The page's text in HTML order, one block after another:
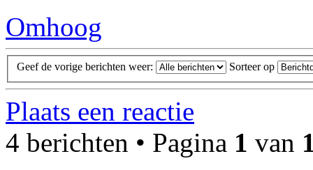
Omhoog
Geef de vorige berichten weer: Sorteer op
Plaats een reactie
4 berichten • Pagina 1 van